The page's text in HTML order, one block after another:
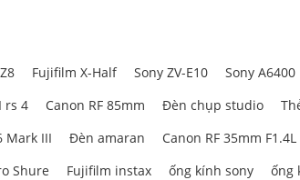
Fujifilm X-Half Sony ZV-E10 Sony A6400
rs 4 Canon RF 85mm Đèn chụp studio
Mark III Đèn amaran Canon RF 35mm F1.4L
Shure Fujifilm instax ống kính sony
ống